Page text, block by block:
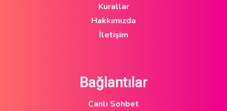
Kurallar
Hakkımızda
İletişim
Bağlantılar
Canlı Sohbet